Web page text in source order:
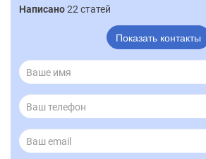
Написано22 статей
Показать контакты